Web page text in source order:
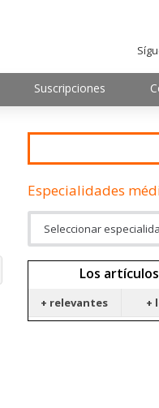
Suscripciones
Especialidades
Los
+ relevantes +